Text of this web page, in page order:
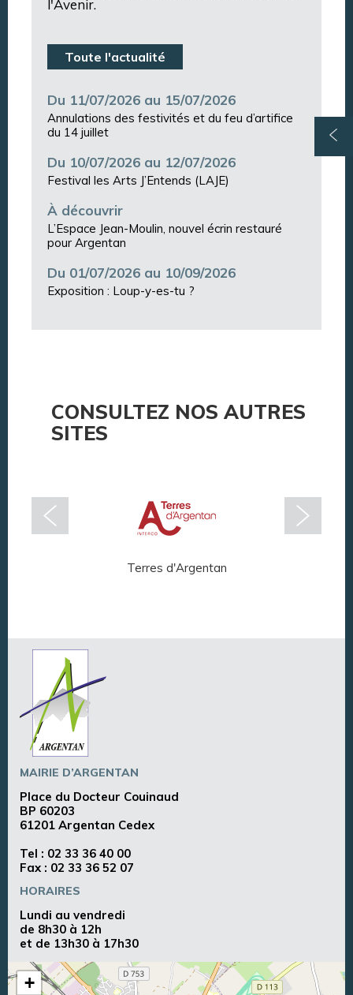
l'Avenir.
Toute l'actualité
Du 11/07/2026 au 15/07/2026
Annulations des festivités et du feu d’artifice
du 14 juillet
Du 10/07/2026 au 12/07/2026
Festival les Arts J’Entends (LAJE)
À découvrir
L’Espace Jean-Moulin, nouvel écrin restauré
pour Argentan
Du 01/07/2026 au 10/09/2026
Exposition : Loup-y-es-tu ?
CONSULTEZ NOS AUTRES
SITES
Terres d'Argentan
MAIRIE D’ARGENTAN
Place du Docteur Couinaud
BP 60203
61201 Argentan Cedex
Tel : 02 33 36 40 00
Fax : 02 33 36 52 07
HORAIRES
Lundi au vendredi
de 8h30 à 12h
et de 13h30 à 17h30
+